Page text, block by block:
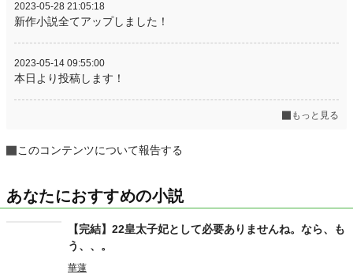
2023-05-28 21:05:18
新作小説全てアップしました！
2023-05-14 09:55:00
本日より投稿します！
もっと見る
このコンテンツについて報告する
あなたにおすすめの小説
【完結】22皇太子妃として必要ありませんね。なら、も
う、、。
華蓮